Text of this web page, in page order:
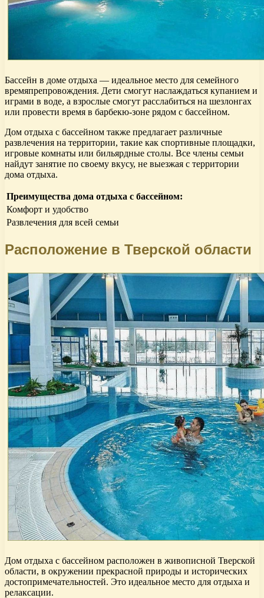
Бассейн в доме отдыха — идеальное место для семейного
времяпрепровождения. Дети смогут наслаждаться купанием и
играми в воде, а взрослые смогут расслабиться на шезлонгах
или провести время в барбекю-зоне рядом с бассейном.
Дом отдыха с бассейном также предлагает различные
развлечения на территории, такие как спортивные площадки,
игровые комнаты или бильярдные столы. Все члены семьи
найдут занятие по своему вкусу, не выезжая с территории
дома отдыха.
Преимущества дома отдыха с бассейном:
Комфорт и удобство
Развлечения для всей семьи
Расположение в Тверской области
Дом отдыха с бассейном расположен в живописной Тверской
области, в окружении прекрасной природы и исторических
достопримечательностей. Это идеальное место для отдыха и
релаксации.